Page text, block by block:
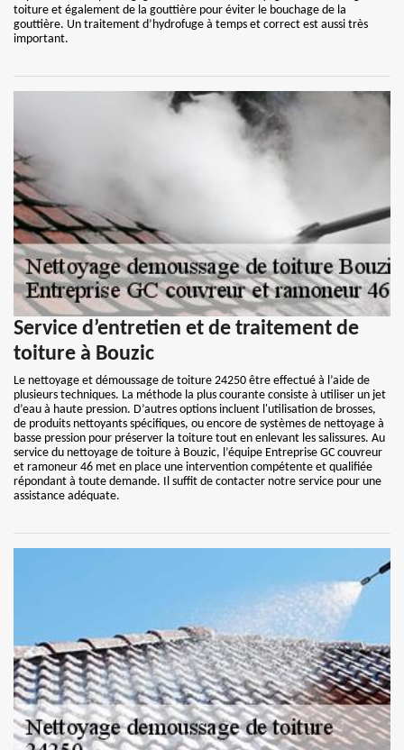
toiture et également de la gouttière pour éviter le bouchage de la
gouttière. Un traitement d’hydrofuge à temps et correct est aussi très
important.
Service d’entretien et de traitement de
toiture à Bouzic
Le nettoyage et démoussage de toiture 24250 être effectué à l’aide de
plusieurs techniques. La méthode la plus courante consiste à utiliser un jet
d’eau à haute pression. D’autres options incluent l'utilisation de brosses,
de produits nettoyants spécifiques, ou encore de systèmes de nettoyage à
basse pression pour préserver la toiture tout en enlevant les salissures. Au
service du nettoyage de toiture à Bouzic, l’équipe Entreprise GC couvreur
et ramoneur 46 met en place une intervention compétente et qualifiée
répondant à toute demande. Il suffit de contacter notre service pour une
assistance adéquate.